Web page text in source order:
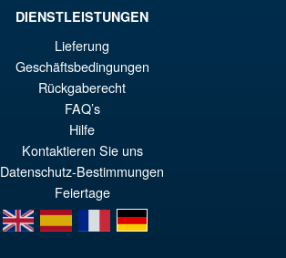
VORBESTELLUNGEN
DIENSTLEISTUNGEN
Lieferung
Geschäftsbedingungen
Rückgaberecht
FAQ’s
Hilfe
Kontaktieren Sie uns
Datenschutz-Bestimmungen
Feiertage
en
es fr de